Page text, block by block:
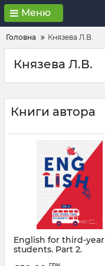
Меню
Головна Князева Л.В.
Князева Л.В.
Книги автора
English for third-year
students. Part 2.